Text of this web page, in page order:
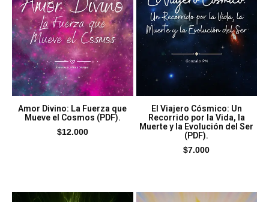
Amor Divino: La Fuerza que
Mueve el Cosmos (PDF).
$12.000
El Viajero Cósmico: Un
Recorrido por la Vida, la
Muerte y la Evolución del Ser
(PDF).
$7.000